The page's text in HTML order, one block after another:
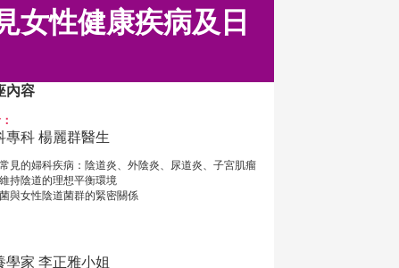
女性健康疾病及日
內容
專科 楊麗群醫生
見的婦科疾病：陰道炎、外陰炎、尿道炎、子宮肌瘤
持陰道的理想平衡環境
與女性陰道菌群的緊密關係
學家 李正雅小姐